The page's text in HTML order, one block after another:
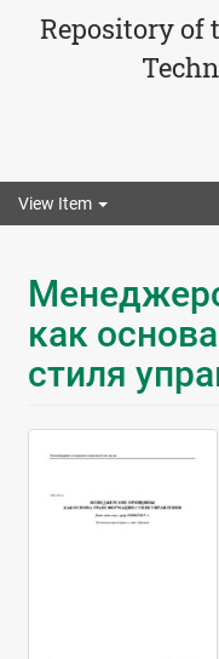
Repository of
View Item
как
стиля